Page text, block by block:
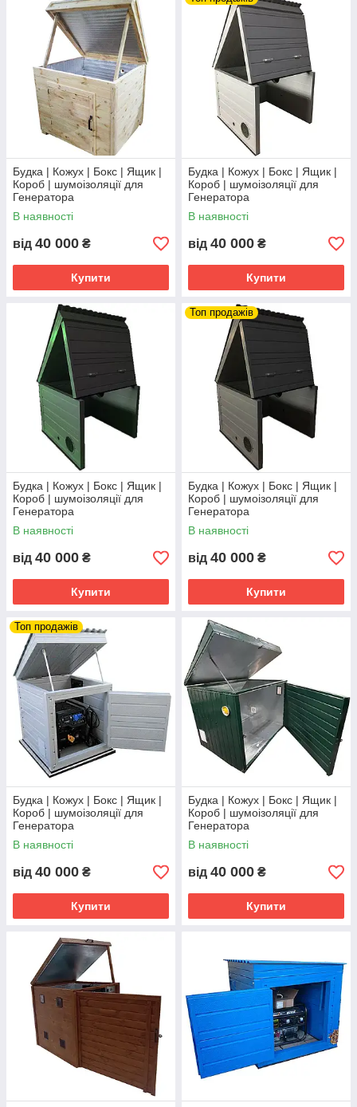
Будка | Кожух | Бокс | Ящик |
Короб | шумоізоляції для
Генератора
В наявності
від 40 000 ₴
Купити
Будка | Кожух | Бокс | Ящик |
Короб | шумоізоляції для
Генератора
В наявності
від 40 000 ₴
Купити
Будка | Кожух | Бокс | Ящик |
Короб | шумоізоляції для
Генератора
В наявності
від 40 000 ₴
Купити
Топ продажів
Будка | Кожух | Бокс | Ящик |
Короб | шумоізоляції для
Генератора
В наявності
від 40 000 ₴
Купити
Топ продажів
Будка | Кожух | Бокс | Ящик |
Короб | шумоізоляції для
Генератора
В наявності
від 40 000 ₴
Купити
Будка | Кожух | Бокс | Ящик |
Короб | шумоізоляції для
Генератора
В наявності
від 40 000 ₴
Купити